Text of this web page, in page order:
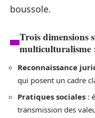
boussole.
Trois dimensions
multiculturalisme
Reconnaissance
qui posent un cadre
Pratiques sociales :
transmission des